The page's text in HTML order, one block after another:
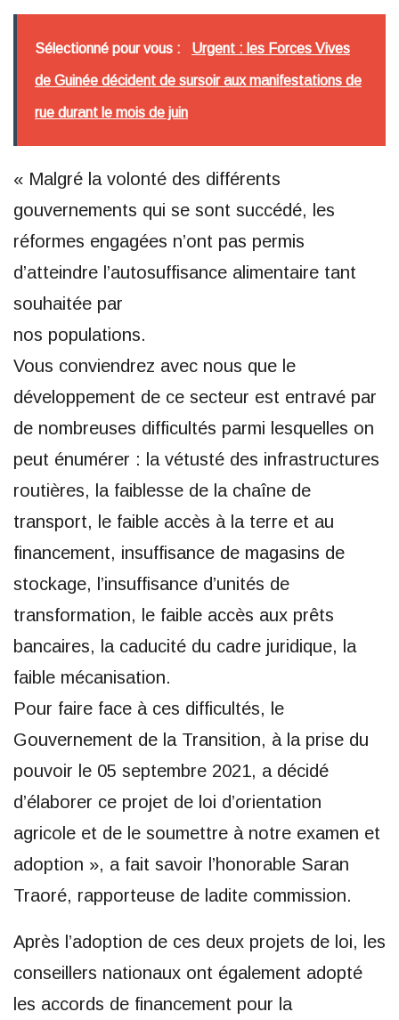
Sélectionné pour vous : Urgent : les Forces Vives
de Guinée décident de sursoir aux manifestations de
rue durant le mois de juin
« Malgré la volonté des différents
gouvernements qui se sont succédé, les
réformes engagées n’ont pas permis
d’atteindre l’autosuffisance alimentaire tant
souhaitée par
nos populations.
Vous conviendrez avec nous que le
développement de ce secteur est entravé par
de nombreuses difficultés parmi lesquelles on
peut énumérer : la vétusté des infrastructures
routières, la faiblesse de la chaîne de
transport, le faible accès à la terre et au
financement, insuffisance de magasins de
stockage, l’insuffisance d’unités de
transformation, le faible accès aux prêts
bancaires, la caducité du cadre juridique, la
faible mécanisation.
Pour faire face à ces difficultés, le
Gouvernement de la Transition, à la prise du
pouvoir le 05 septembre 2021, a décidé
d’élaborer ce projet de loi d’orientation
agricole et de le soumettre à notre examen et
adoption », a fait savoir l’honorable Saran
Traoré, rapporteuse de ladite commission.
Après l’adoption de ces deux projets de loi, les
conseillers nationaux ont également adopté
les accords de financement pour la